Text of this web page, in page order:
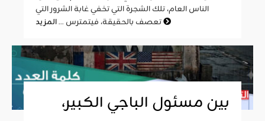
الناس العام، تلك الشجرة التي تخفي غابة الشرور التي
تعصف بالحقيقة، فيتمترس ...
بين مسئول الباجي الكبير،